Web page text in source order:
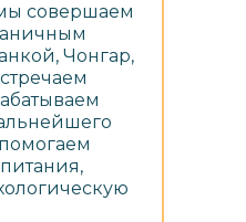
совершаем
Чонгар,